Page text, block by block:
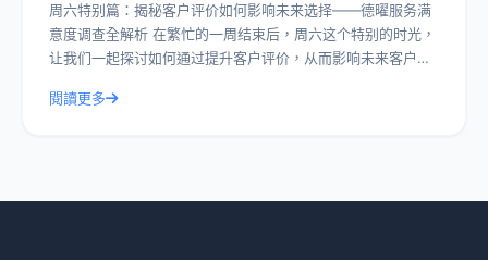
周六特别篇：揭秘客户评价如何影响未来选择——德曜服务满
意度调查全解析 在繁忙的一周结束后，周六这个特别的时光，
让我们一起探讨如何通过提升客户评价，从而影响未来客户的
閱讀更多